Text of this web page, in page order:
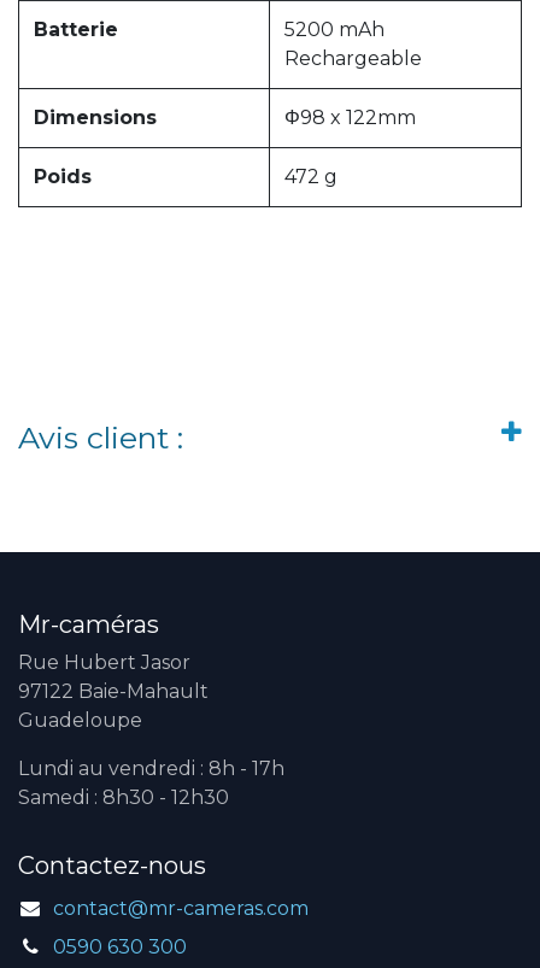
Batterie
5200 mAh
Rechargeable
Dimensions Φ98 x 122mm
Poids 472 g
Avis client :
Mr-caméras
Rue Hubert Jasor
97122 Baie-Mahault
Guadeloupe
Lundi au vendredi : 8h - 17h
Samedi : 8h30 - 12h30
Contactez-nous
contact@mr-cameras.com
0590 630 300